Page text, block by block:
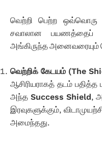
வெற்றி பெற்ற
சவாலான பயணத்தைப்
அங்கிருந்த அனைவரையும்
வெற்றிக் கேடயம் (The
ஆசிரியராகத் தடம்
அந்த Success Shield,
இரவுகளுக்கும்,
அமைந்தது.